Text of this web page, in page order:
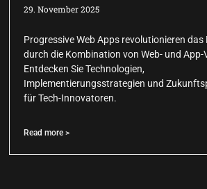
29. November 2025
Progressive Web Apps revolutionieren das
durch die Kombination von Web- und App-
Entdecken Sie Technologien,
Implementierungsstrategien und
für Tech-Innovatoren.
Read more >